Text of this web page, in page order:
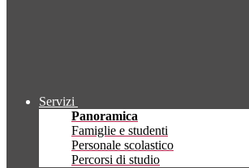
Servizi
Panoramica
Famiglie e studenti
Personale scolastico
Percorsi di studio